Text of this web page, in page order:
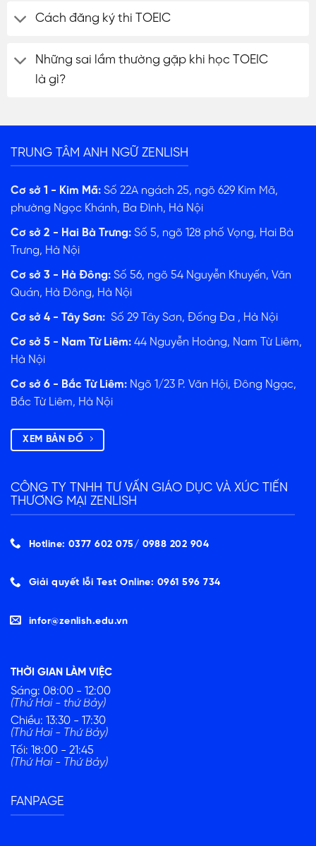
Cách đăng ký thi TOEIC
Những sai lầm thường gặp khi học TOEIC
là gì?
TRUNG TÂM ANH NGỮ ZENLISH
Cơ sở 1 - Kim Mã: Số 22A ngách 25, ngõ 629 Kim Mã,
phường Ngọc Khánh, Ba Đình, Hà Nội
Cơ sở 2 - Hai Bà Trưng: Số 5, ngõ 128 phố Vọng, Hai Bà
Trưng, Hà Nội
Cơ sở 3 - Hà Đông: Số 56, ngõ 54 Nguyễn Khuyến, Văn
Quán, Hà Đông, Hà Nội
Cơ sở 4 - Tây Sơn: Số 29 Tây Sơn, Đống Đa , Hà Nội
Cơ sở 5 - Nam Từ Liêm: 44 Nguyễn Hoàng, Nam Từ Liêm,
Hà Nội
Cơ sở 6 - Bắc Từ Liêm: Ngõ 1/23 P. Văn Hội, Đông Ngạc,
Bắc Từ Liêm, Hà Nội
XEM BẢN ĐỒ
CÔNG TY TNHH TƯ VẤN GIÁO DỤC VÀ XÚC TIẾN
THƯƠNG MẠI ZENLISH
Hotline: 0377 602 075/ ‭0988 202 904‬
Giải quyết lỗi Test Online: 0961 596 734
infor@zenlish.edu.vn
THỜI GIAN LÀM VIỆC
Sáng: 08:00 - 12:00
(Thứ Hai - thứ Bảy)
Chiều: 13:30 - 17:30
(Thứ Hai - Thứ Bảy)
Tối: 18:00 - 21:45
(Thứ Hai - Thứ Bảy)
FANPAGE